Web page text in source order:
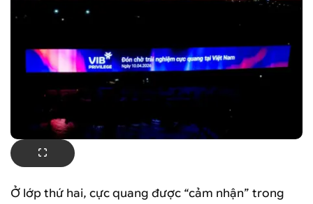
Ở lớp thứ hai, cực quang được “cảm nhận” trong